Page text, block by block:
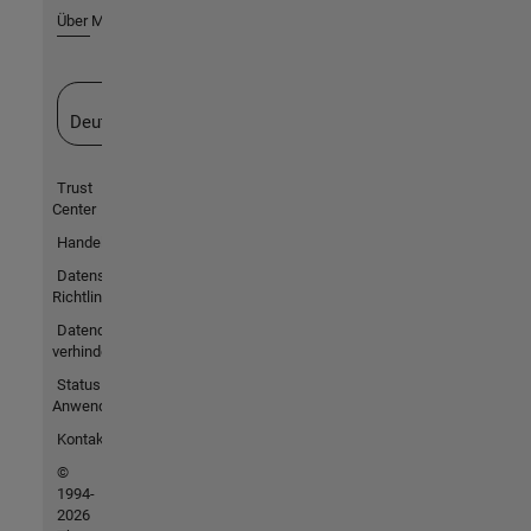
Über MathWorks
Deutschland
Trust
Center
Handelsmarken
Datenschutz-
Richtlinien
Datendiebstahl
verhindern
Status von
Anwendungen
Kontakt
©
1994-
2026